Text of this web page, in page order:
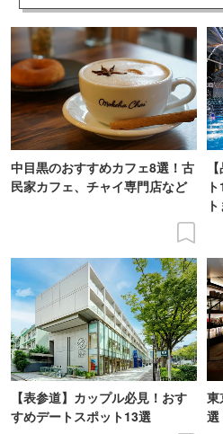
中目黒のおすすめカフェ8選！古
民家カフェ、チャイ専門店など
【表参道】カップル必見！おす
すめデートスポット13選
東
選